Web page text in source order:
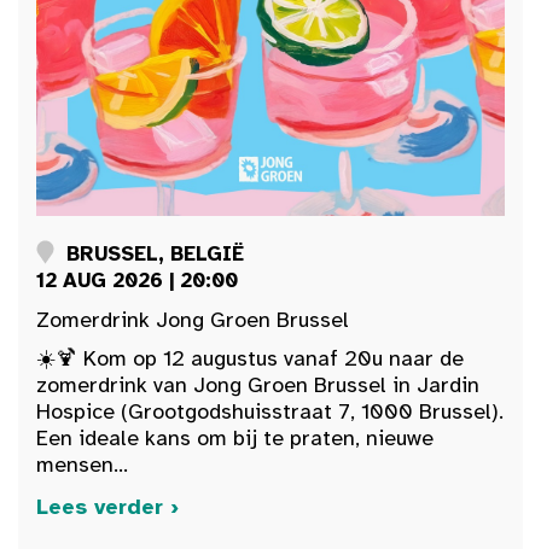
BRUSSEL, BELGIË
12 AUG 2026 | 20:00
Zomerdrink Jong Groen Brussel
☀️🍹 Kom op 12 augustus vanaf 20u naar de
zomerdrink van Jong Groen Brussel in Jardin
Hospice (Grootgodshuisstraat 7, 1000 Brussel).
Een ideale kans om bij te praten, nieuwe
mensen...
Lees verder ›